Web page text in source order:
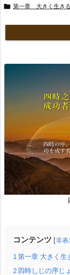
 第一章 大きく生きる
コンテンツ 非表
1 第一章 大きく生
2 四時しじの序じ